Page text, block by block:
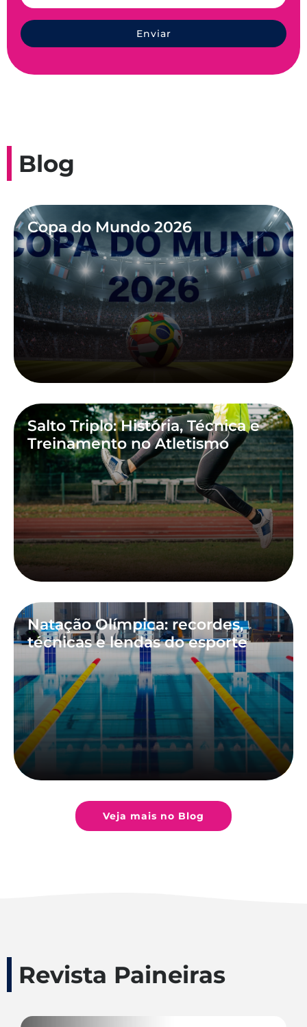
Enviar
Blog
Copa do Mundo 2026
Salto Triplo: História, Técnica e
Treinamento no Atletismo
Natação Olímpica: recordes,
técnicas e lendas do esporte
Veja mais no Blog
Revista Paineiras